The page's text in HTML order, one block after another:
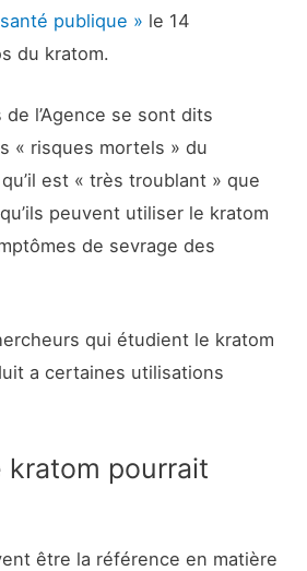
publique » le 14
du kratom.
l’Agence se sont dits
« risques mortels » du
est « très troublant » que
peuvent utiliser le kratom
de sevrage des
qui étudient le kratom
a certaines utilisations
kratom pourrait
être la référence en matière